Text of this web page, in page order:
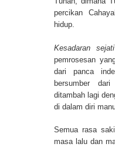
percikan
hidup.
Kesadaran sejati
pemrosesan
dari panca
bersumber
ditambah lagi
di dalam diri
Semua rasa
masa lalu dan